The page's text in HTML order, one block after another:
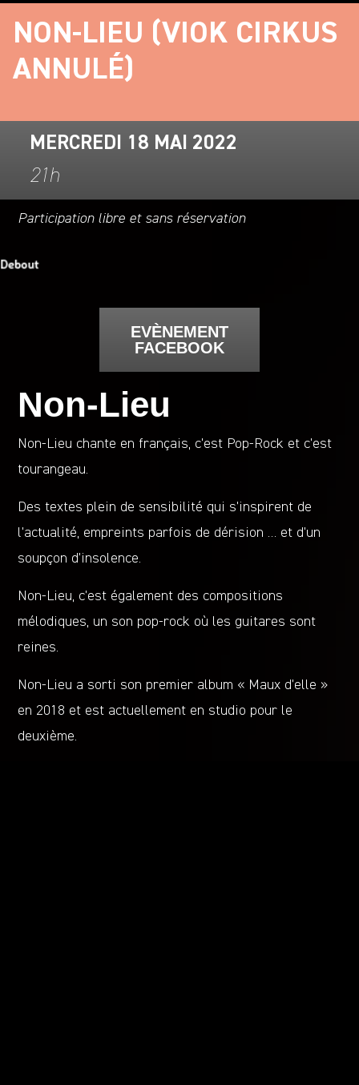
NON-LIEU (VIOK CIRKUS
ANNULÉ)
MERCREDI 18 MAI 2022
21h
Participation libre et sans réservation
EVÈNEMENT
FACEBOOK
Non-Lieu
Non-Lieu chante en français, c’est Pop-Rock et c’est
tourangeau.
Des textes plein de sensibilité qui s’inspirent de
l’actualité, empreints parfois de dérision … et d’un
soupçon d’insolence.
Non-Lieu, c’est également des compositions
mélodiques, un son pop-rock où les guitares sont
reines.
Non-Lieu a sorti son premier album « Maux d’elle »
en 2018 et est actuellement en studio pour le
deuxième.